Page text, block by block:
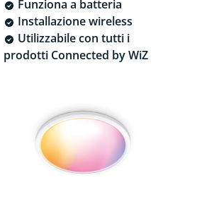
Funziona a batteria
Installazione wireless
Utilizzabile con tutti i
prodotti Connected by WiZ